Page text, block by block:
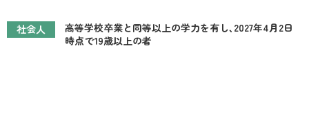
社会人
高等学校卒業と同等以上の学力を有し、2027年4月2日
時点で19歳以上の者